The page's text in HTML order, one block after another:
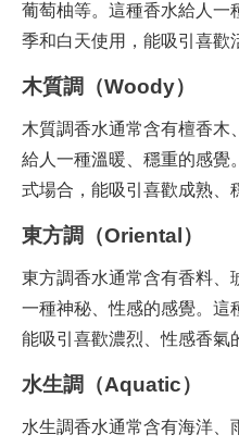
葡萄柚等。這種香水給人一
季和白天使用，能吸引喜歡
木質調（Woody）
木質調香水通常含有檀香木
給人一種溫暖、穩重的感覺
式場合，能吸引喜歡成熟、
東方調（Oriental）
東方調香水通常含有香料、
一種神秘、性感的感覺。這
能吸引喜歡濃烈、性感香氣
水生調（Aquatic）
水生調香水通常含有海洋、